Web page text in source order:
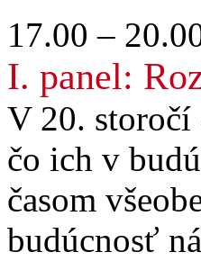
17.00 –
I. panel:
V 20.
čo ich v
časom
budúcnosť